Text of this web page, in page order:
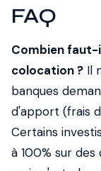
FAQ
Combien
colocation ? Il
banques
d'apport (frais
Certains
à 100% sur